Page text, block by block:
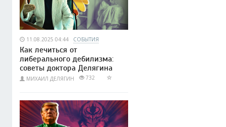
11.08.2025 04:44 СОБЫТИЯ
Как лечиться от
либерального дебилизма:
советы доктора Делягина
МИХАИЛ ДЕЛЯГИН 732